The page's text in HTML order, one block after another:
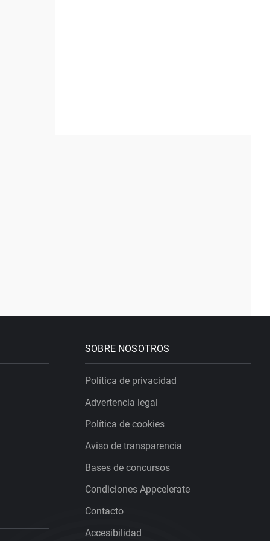
SOBRE NOSOTROS
Política de privacidad
Advertencia legal
Política de cookies
Aviso de transparencia
Bases de concursos
Condiciones Appcelerate
Contacto
Accesibilidad